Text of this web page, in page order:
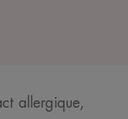
allergique,